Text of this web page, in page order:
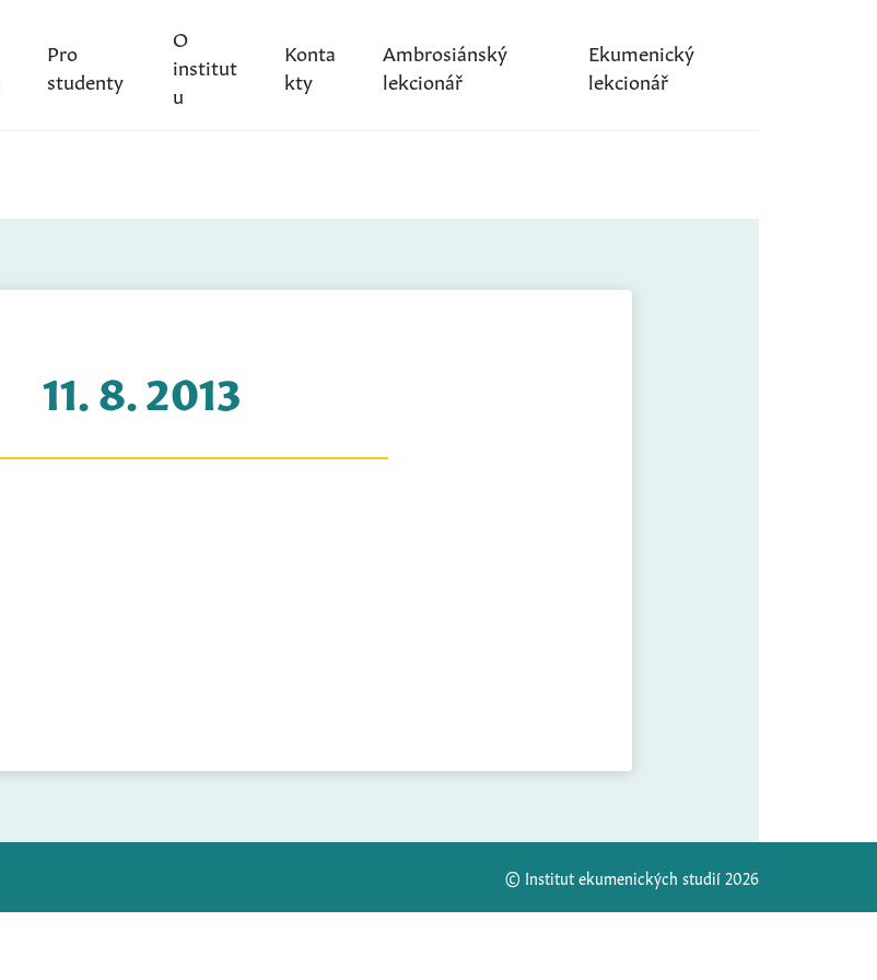
Pro
studenty
O
institut
u
Konta
kty
Ambrosiánský
lekcionář
Ekumenický
lekcionář
11. 8. 2013
© Institut ekumenických studií 2026